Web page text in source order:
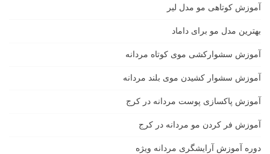
آموزش کوتاهی مو مدل لیر
بهترین مدل مو برای داماد
آموزش سشوارکشی موی کوتاه مردانه
آموزش سشوار کشیدن موی بلند مردانه
آموزش پاکسازی پوست مردانه در کرج
آموزش فر کردن مو مردانه در کرج
دوره آموزش آرایشگری مردانه ویژه